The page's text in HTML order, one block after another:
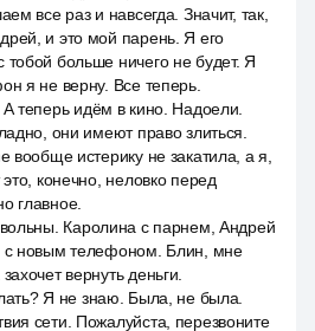
все раз и навсегда. Значит, так,
и это мой парень. Я его
больше ничего не будет. Я
я не верну. Все теперь.
теперь идём в кино. Надоели.
они имеют право злиться.
истерику не закатила, а я,
конечно, неловко перед
главное.
Каролина с парнем, Андрей
с новым телефоном. Блин, мне
вернуть деньги.
Я не знаю. Была, не была.
сети. Пожалуйста, перезвоните